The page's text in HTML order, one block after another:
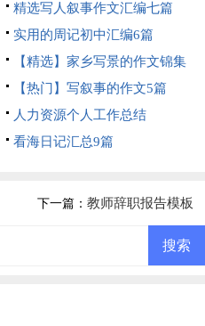
精选写人叙事作文汇编七篇
实用的周记初中汇编6篇
【精选】家乡写景的作文锦集
5篇【热门】写叙事的作文5篇
人力资源个人工作总结
看海日记汇总9篇
下一篇： 教师辞职报告模板